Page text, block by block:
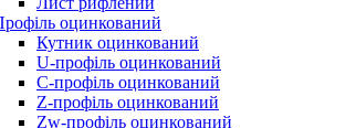
оцинкований
Кутник оцинкований
U-профіль оцинкований
С-профіль оцинкований
Z-профіль оцинкований
Zw-профіль оцинкований